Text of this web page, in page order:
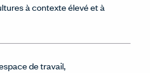
à contexte élevé et à
de travail